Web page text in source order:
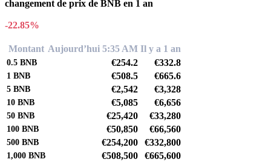
changement de prix de BNB en 1 an
-22.85%
Montant Aujourd’hui 5:35 AM Il y a 1 an
0.5 BNB €254.2 €332.8
1 BNB €508.5 €665.6
5 BNB €2,542 €3,328
10 BNB €5,085 €6,656
50 BNB €25,420 €33,280
100 BNB €50,850 €66,560
500 BNB €254,200 €332,800
1,000 BNB €508,500 €665,600